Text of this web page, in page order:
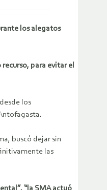
los alegatos
para evitar el
los
buscó dejar sin
las